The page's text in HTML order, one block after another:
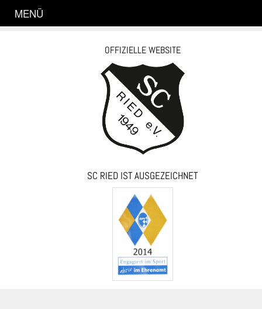
OFFIZIELLE WEBSITE
SC RIED IST AUSGEZEICHNET
MENÜ